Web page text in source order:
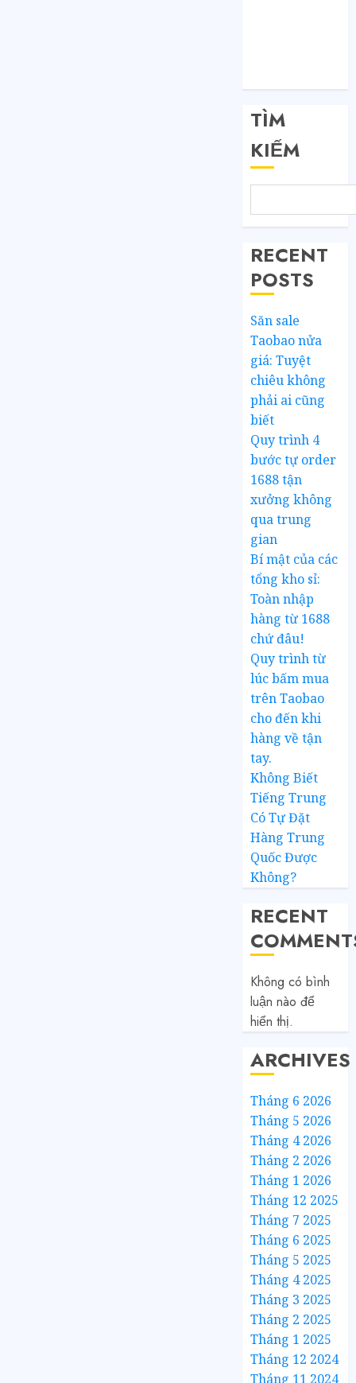
TÌM
KIẾM
RECENT
POSTS
Săn sale
Taobao nửa
giá: Tuyệt
chiêu không
phải ai cũng
biết
Quy trình 4
bước tự order
1688 tận
xưởng không
qua trung
gian
Bí mật của các
tổng kho sỉ:
Toàn nhập
hàng từ 1688
chứ đâu!
Quy trình từ
lúc bấm mua
trên Taobao
cho đến khi
hàng về tận
tay.
Không Biết
Tiếng Trung
Có Tự Đặt
Hàng Trung
Quốc Được
Không?
RECENT
Không có bình
luận nào để
hiển thị.
ARCHIVES
Tháng 6 2026
Tháng 5 2026
Tháng 4 2026
Tháng 2 2026
Tháng 1 2026
Tháng 12 2025
Tháng 7 2025
Tháng 6 2025
Tháng 5 2025
Tháng 4 2025
Tháng 3 2025
Tháng 2 2025
Tháng 1 2025
Tháng 12 2024
Tháng 11 2024